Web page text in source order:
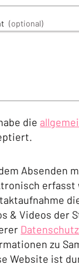
(optional)
die
Absenden
erfasst
& Videos der
(Öffnet in
zu
Website ist